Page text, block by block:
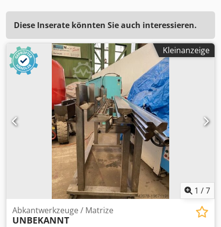
Diese Inserate könnten Sie auch interessieren.
Kleinanzeige
1 /7
Abkantwerkzeuge / Matrize
UNBEKANNT